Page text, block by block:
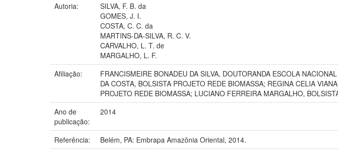
Autoria:
SILVA, F. B. da
GOMES, J. I.
COSTA, C. C. da
MARTINS-DA-SILVA, R. C. V.
CARVALHO, L. T. de
MARGALHO, L. F.
Afiliação:
FRANCISMEIRE BONADEU DA SILVA, DOUTORANDA ESCOLA
DA COSTA, BOLSISTA PROJETO REDE BIOMASSA; REGINA CELIA
PROJETO REDE BIOMASSA; LUCIANO FERREIRA MARGALHO,
Ano de
publicação:
2014
Referência:
Belém, PA: Embrapa Amazônia Oriental, 2014.